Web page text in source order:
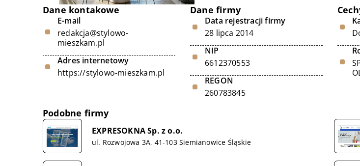
Dane kontakowe
E-mail
redakcja@stylowo-
mieszkam.pl
Adres internetowy
https://stylowo-mieszkam.pl
Dane firmy
Data rejestracji firmy
28 lipca 2014
NIP
6612370553
REGON
260783845
Podobne firmy
EXPRESOKNA Sp. z o.o.
ul. Rozwojowa 3A, 41-103 Siemianowice Śląskie